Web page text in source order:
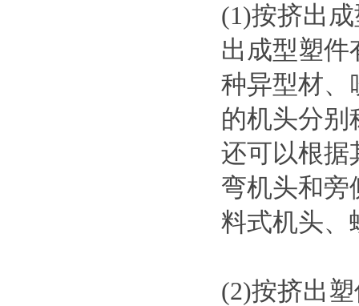
(1)按挤出
出成型塑件
种异型材、
的机头分别
还可以根据
弯机头和旁
料式机头、
(2)按挤出